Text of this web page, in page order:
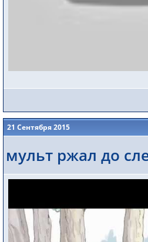
21 Сентября 2015
мульт ржал до